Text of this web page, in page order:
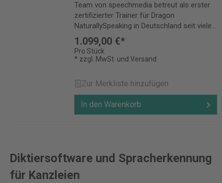
Team von speechmedia betreut als erster
zertifizierter Trainer für Dragon
NaturallySpeaking in Deutschland seit vielen
Jahren Anwender in Fragen der
Spracherkennung.
1.099,00 €*
Pro Stück
* zzgl. MwSt. und Versand
Zur Merkliste hinzufügen
In den Warenkorb
Diktiersoftware und Spracherkennung
für Kanzleien